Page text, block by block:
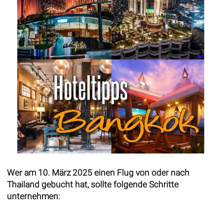
Wer am 10. März 2025 einen Flug von oder nach
Thailand gebucht hat, sollte folgende Schritte
unternehmen: